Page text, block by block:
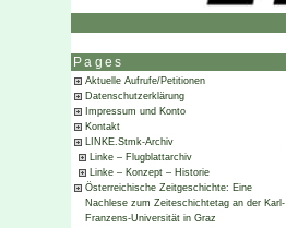
Pages
Aktuelle Aufrufe/Petitionen
Datenschutzerklärung
Impressum und Konto
Kontakt
LINKE.Stmk-Archiv
Linke – Flugblattarchiv
Linke – Konzept – Historie
Österreichische Zeitgeschichte: Eine
Nachlese zum Zeiteschichtetag an der Karl-
Franzens-Universität in Graz